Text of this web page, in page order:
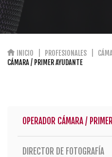
INICIO PROFESIONALES
CÁMARA / PRIMER AYUDANTE
OPERADOR CÁMARA /
DIRECTOR DE FOTOGRAFÍA